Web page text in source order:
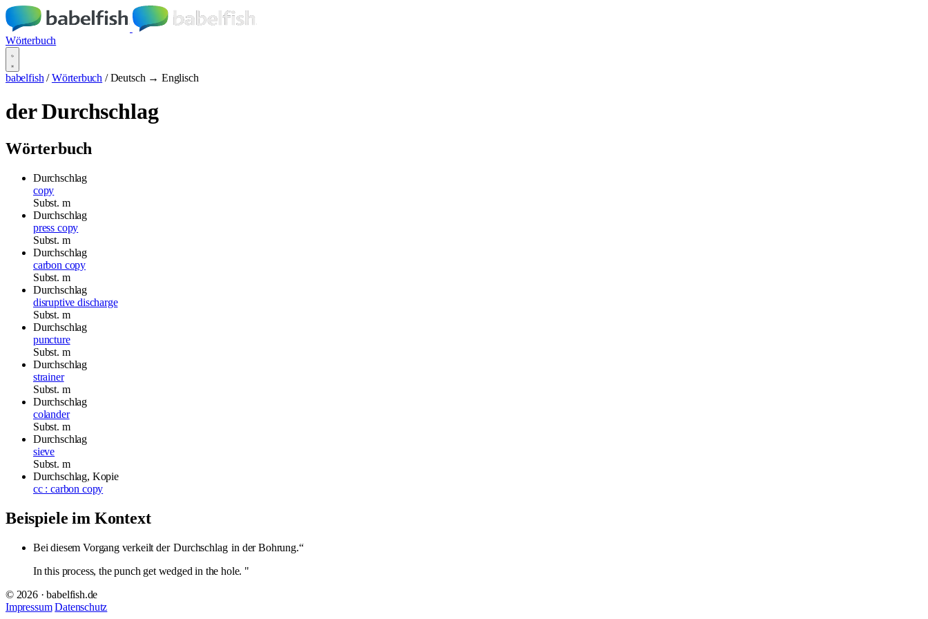
Wörterbuch
babelfish / Wörterbuch / Deutsch → Englisch
der Durchschlag
Wörterbuch
Durchschlag
copy
Subst. m
Durchschlag
press copy
Subst. m
Durchschlag
carbon copy
Subst. m
Durchschlag
disruptive discharge
Subst. m
Durchschlag
puncture
Subst. m
Durchschlag
strainer
Subst. m
Durchschlag
colander
Subst. m
Durchschlag
sieve
Subst. m
Durchschlag, Kopie
cc : carbon copy
Beispiele im Kontext
Bei diesem Vorgang verkeilt der Durchschlag in der Bohrung.“
In this process, the punch get wedged in the hole. "
© 2026 · babelfish.de
Impressum Datenschutz